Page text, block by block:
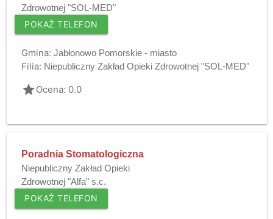
Zdrowotnej "SOL-MED"
POKAŻ TELEFON
Gmina: Jabłonowo Pomorskie - miasto
Filia: Niepubliczny Zakład Opieki Zdrowotnej "SOL-MED"
gradeOcena: 0.0
Poradnia Stomatologiczna
Niepubliczny Zakład Opieki
Zdrowotnej "Alfa" s.c.
POKAŻ TELEFON